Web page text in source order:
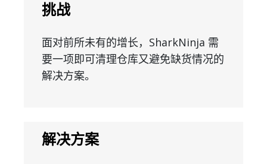
挑战
面对前所未有的增长，SharkNinja 需
要一项即可清理仓库又避免缺货情况的
解决方案。
解决方案